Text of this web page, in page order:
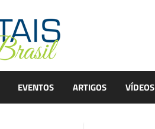
EVENTOS ARTIGOS VÍDEOS